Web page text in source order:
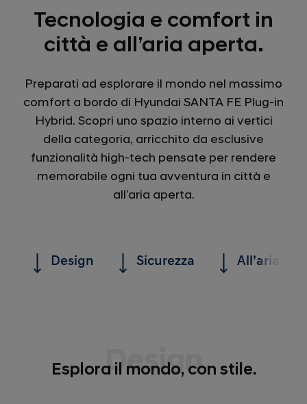
Tecnologia e comfort in
città e all’aria aperta.
Preparati ad esplorare il mondo nel massimo
comfort a bordo di Hyundai SANTA FE Plug-in
Hybrid. Scopri uno spazio interno ai vertici
della categoria, arricchito da esclusive
funzionalità high-tech pensate per rendere
memorabile ogni tua avventura in città e
all’aria aperta.
Design Sicurezza All’aria
Design
Esplora il mondo, con stile.